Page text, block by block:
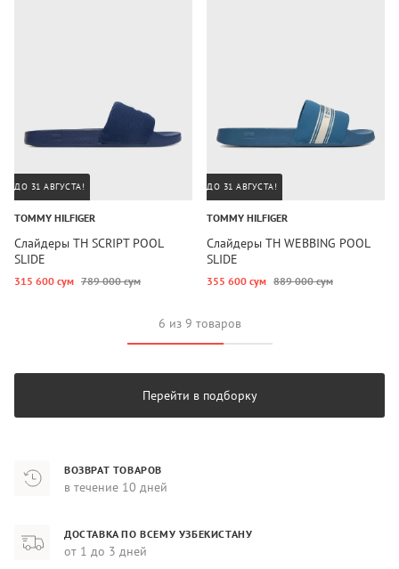
ДО 31 АВГУСТА!
TOMMY HILFIGER
Слайдеры TH SCRIPT POOL
SLIDE
315 600 сум 789 000 сум
ДО 31 АВГУСТА!
TOMMY HILFIGER
Слайдеры TH WEBBING POOL
SLIDE
355 600 сум 889 000 сум
6 из 9 товаров
Перейти в подборку
ВОЗВРАТ ТОВАРОВ
в течение 10 дней
ДОСТАВКА ПО ВСЕМУ УЗБЕКИСТАНУ
от 1 до 3 дней